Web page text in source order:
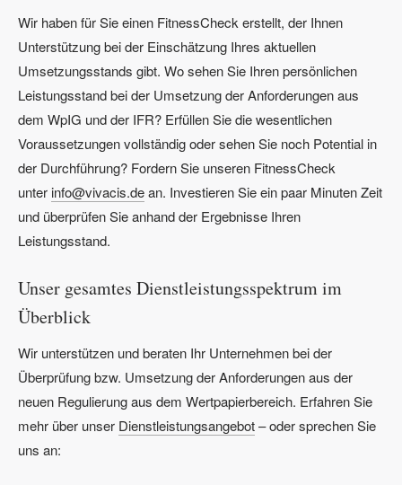
Wir haben für Sie einen FitnessCheck erstellt, der Ihnen
Unterstützung bei der Einschätzung Ihres aktuellen
Umsetzungsstands gibt. Wo sehen Sie Ihren persönlichen
Leistungsstand bei der Umsetzung der Anforderungen aus
dem WpIG und der IFR? Erfüllen Sie die wesentlichen
Voraussetzungen vollständig oder sehen Sie noch Potential in
der Durchführung? Fordern Sie unseren FitnessCheck
unter info@vivacis.dean. Investieren Sie ein paar Minuten Zeit
und überprüfen Sie anhand der Ergebnisse Ihren
Leistungsstand.
Unser gesamtes Dienstleistungsspektrum im
Überblick
Wir unterstützen und beraten Ihr Unternehmen bei der
Überprüfung bzw. Umsetzung der Anforderungen aus der
neuen Regulierung aus dem Wertpapierbereich. Erfahren Sie
mehr über unser Dienstleistungsangebot– oder sprechen Sie
uns an: